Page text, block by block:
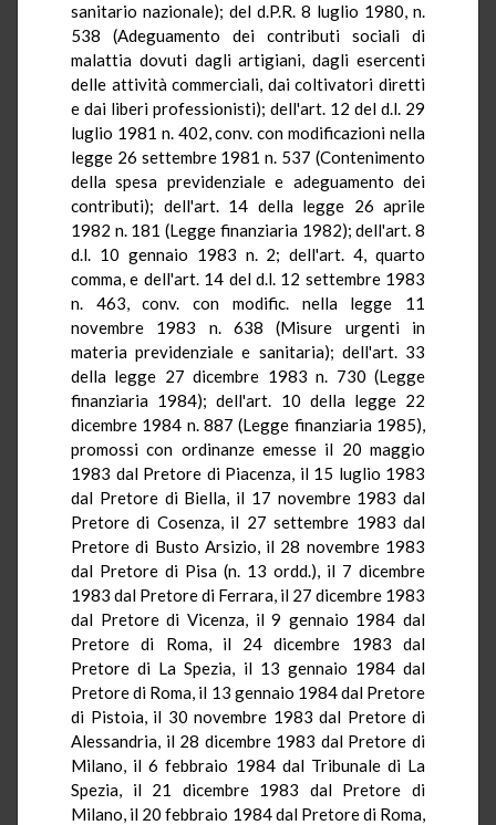
sanitario nazionale); del d.P.R. 8 luglio 1980, n.
538 (Adeguamento dei contributi sociali di
malattia dovuti dagli artigiani, dagli esercenti
delle attività commerciali, dai coltivatori diretti
e dai liberi professionisti); dell'art. 12 del d.l. 29
luglio 1981 n. 402,conv.con modificazioni nella
legge 26 settembre 1981 n. 537 (Contenimento
della spesa previdenziale e adeguamento dei
contributi); dell'art. 14 della legge 26 aprile
1982 n. 181 (Legge finanziaria 1982); dell'art. 8
d.l. 10 gennaio 1983 n. 2; dell'art. 4, quarto
comma, e dell'art. 14 del d.l. 12 settembre 1983
n. 463,conv.con modific. nellalegge 11
novembre 1983 n. 638 (Misure urgenti in
materia previdenziale e sanitaria); dell'art. 33
della legge 27 dicembre 1983 n. 730 (Legge
finanziaria 1984); dell'art. 10 della legge 22
dicembre 1984 n. 887 (Legge finanziaria 1985),
promossi con ordinanze emesse il 20 maggio
1983 dal Pretore di Piacenza, il 15 luglio 1983
dal Pretore di Biella, il 17 novembre 1983 dal
Pretore di Cosenza, il 27 settembre 1983 dal
Pretore di Busto Arsizio, il 28 novembre 1983
dal Pretore di Pisa (n. 13 ordd.), il 7 dicembre
1983 dal Pretore di Ferrara, il 27 dicembre 1983
dal Pretore di Vicenza, il 9 gennaio 1984 dal
Pretore di Roma, il 24 dicembre 1983 dal
Pretore di La Spezia, il 13 gennaio 1984 dal
Pretore di Roma, il 13 gennaio 1984 dal Pretore
di Pistoia, il 30 novembre 1983 dal Pretore di
Alessandria, il 28 dicembre 1983 dal Pretore di
Milano, il 6 febbraio 1984 dal Tribunale di La
Spezia, il 21 dicembre 1983 dal Pretore di
Milano, il 20 febbraio 1984 dal Pretore di Roma,